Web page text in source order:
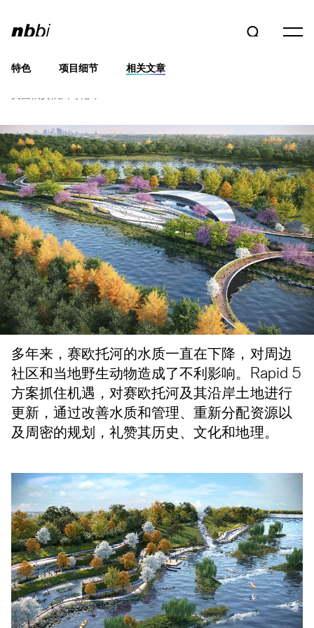
Rapid 5 愿景规划
特色 项目细节 相关文章
多年来，赛欧托河的水质一直在下降，对周边
社区和当地野生动物造成了不利影响。Rapid 5
方案抓住机遇，对赛欧托河及其沿岸土地进行
更新，通过改善水质和管理、重新分配资源以
及周密的规划，礼赞其历史、文化和地理。